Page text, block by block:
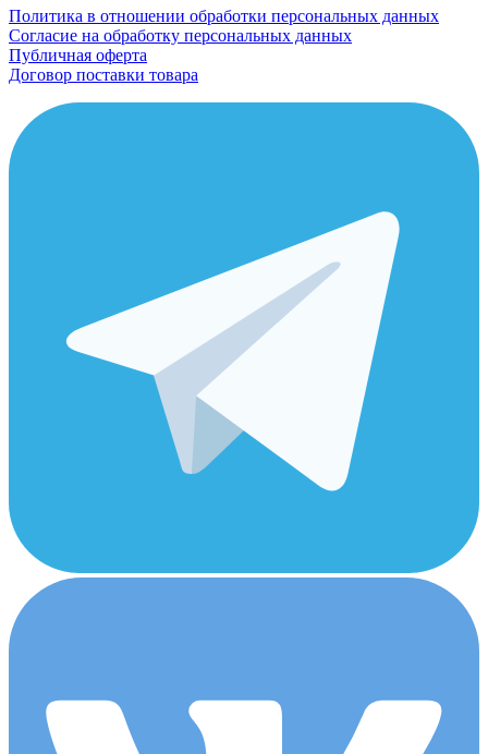
Политика в отношении обработки персональных данных
Согласие на обработку персональных данных
Публичная оферта
Договор поставки товара